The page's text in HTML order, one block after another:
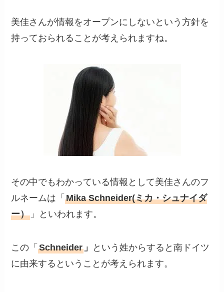
美佳さんが情報をオープンにしないという方針を
持っておられることが考えられますね。
その中でもわかっている情報として美佳さんのフ
ルネームは「Mika Schneider(ミカ・シュナイダ
ー） 」といわれます。
この「Schneider 」
という姓からすると南ドイツ
に由来するということが考えられます。